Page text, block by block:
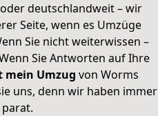
deutschlandweit – wir
Seite, wenn es Umzüge
Sie nicht weiterwissen –
Sie Antworten auf Ihre
mein Umzug von Worms
uns, denn wir haben immer